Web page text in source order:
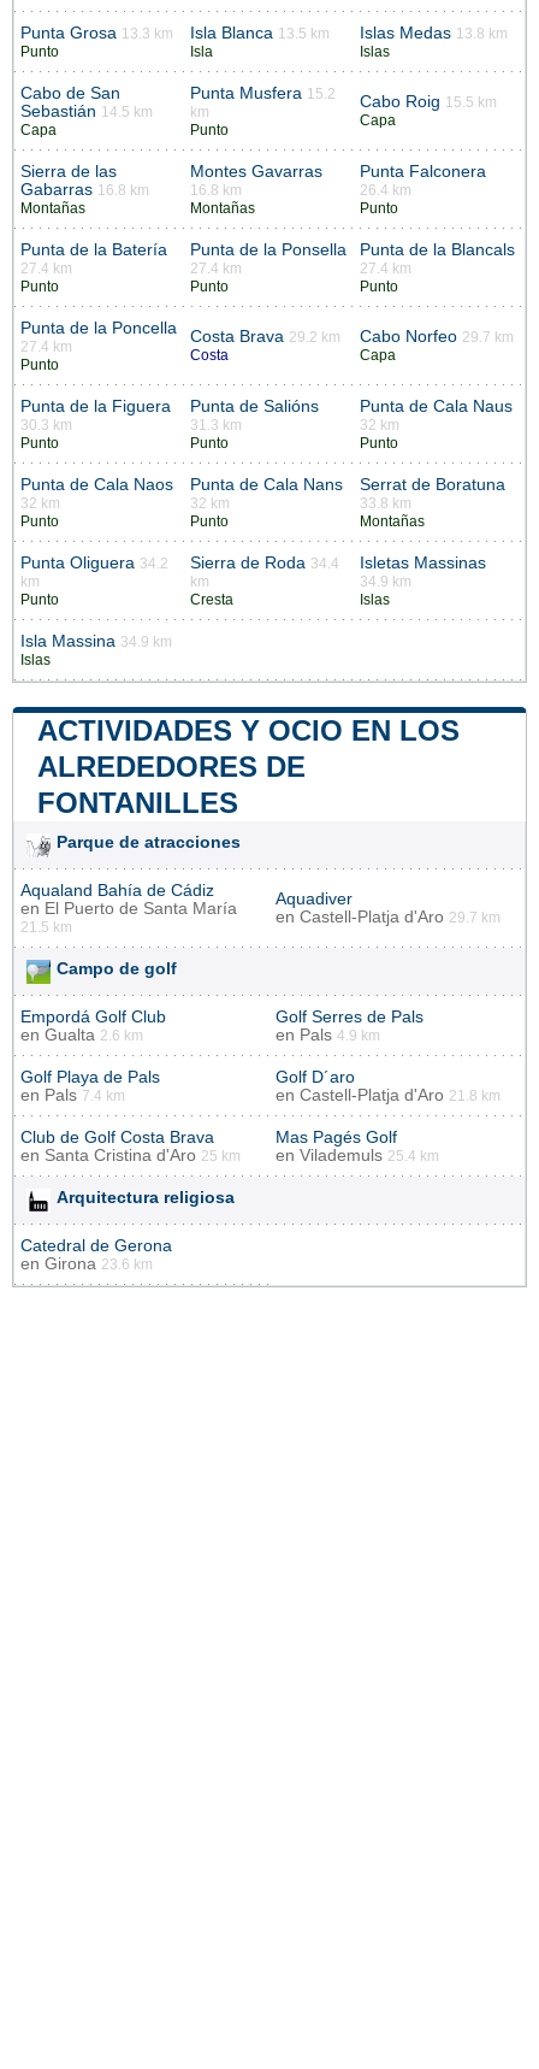
Punta Grosa 13.3 km
Punto
Isla Blanca 13.5 km
Isla
Islas Medas 13.8 km
Islas
Cabo de San
Sebastián 14.5 km
Capa
Punta Musfera 15.2
km
Punto
Cabo Roig 15.5 km
Capa
Sierra de las
Gabarras 16.8 km
Montañas
Montes Gavarras
16.8 km
Montañas
Punta Falconera
26.4 km
Punto
Punta de la Batería
27.4 km
Punto
Punta de la Ponsella
27.4 km
Punto
Punta de la Blancals
27.4 km
Punto
Punta de la Poncella
27.4 km
Punto
Costa Brava 29.2 km
Costa
Cabo Norfeo 29.7 km
Capa
Punta de la Figuera
30.3 km
Punto
Punta de Salións
31.3 km
Punto
Punta de Cala Naus
32 km
Punto
Punta de Cala Naos
32 km
Punto
Punta de Cala Nans
32 km
Punto
Serrat de Boratuna
33.8 km
Montañas
Punta Oliguera 34.2
km
Punto
Sierra de Roda 34.4
km
Cresta
Isletas Massinas
34.9 km
Islas
Isla Massina 34.9 km
Islas
ACTIVIDADES Y OCIO EN LOS
ALREDEDORES DE
FONTANILLES
Parque de atracciones
Aqualand Bahía de Cádiz
en El Puerto de Santa María
21.5 km
Aquadiver
en Castell-Platja d'Aro 29.7 km
Campo de golf
Empordá Golf Club
en Gualta 2.6 km
Golf Serres de Pals
en Pals 4.9 km
Golf Playa de Pals
en Pals 7.4 km
Golf D´aro
en Castell-Platja d'Aro 21.8 km
Club de Golf Costa Brava
en Santa Cristina d'Aro 25 km
Mas Pagés Golf
en Vilademuls 25.4 km
Arquitectura religiosa
Catedral de Gerona
en Girona 23.6 km